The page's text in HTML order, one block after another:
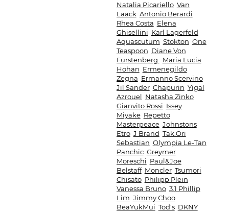
Natalia Picariello Van
Laack Antonio Berardi
Rhea Costa Elena
Ghisellini Karl Lagerfeld
Aquascutum Stokton One
Teaspoon Diane Von
Furstenberg
Maria Lucia
Hohan Ermenegildo
Zegna Ermanno Scervino
Jil Sander Chapurin Yigal
Azrouel Natasha Zinko
Gianvito Rossi Issey
Miyake Repetto
Masterpeace Johnstons
Etro J Brand Tak.Ori
Sebastian Olympia Le-Tan
Panchic Greymer
Moreschi Paul&Joe
Belstaff Moncler Tsumori
Chisato Philipp Plein
Vanessa Bruno 3.1 Phillip
Lim Jimmy Choo
BeaYukMui Tod's DKNY